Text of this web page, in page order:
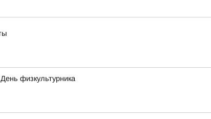
физкультурника